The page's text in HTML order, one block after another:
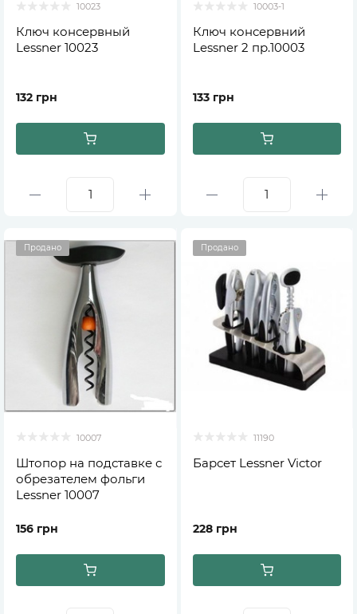
10023
Ключ консервный
Lessner 10023
132 грн
10003-1
Ключ консервний
Lessner 2 пр.10003
133 грн
Продано
10007
Штопор на подставке с
обрезателем фольги
Lessner 10007
156 грн
Продано
11190
Барсет Lessner Victor
228 грн